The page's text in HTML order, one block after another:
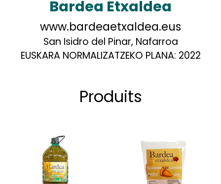
Bardea Etxaldea
www.bardeaetxaldea.eus
San Isidro del Pinar, Nafarroa
EUSKARA NORMALIZATZEKO PLANA: 2022
Produits